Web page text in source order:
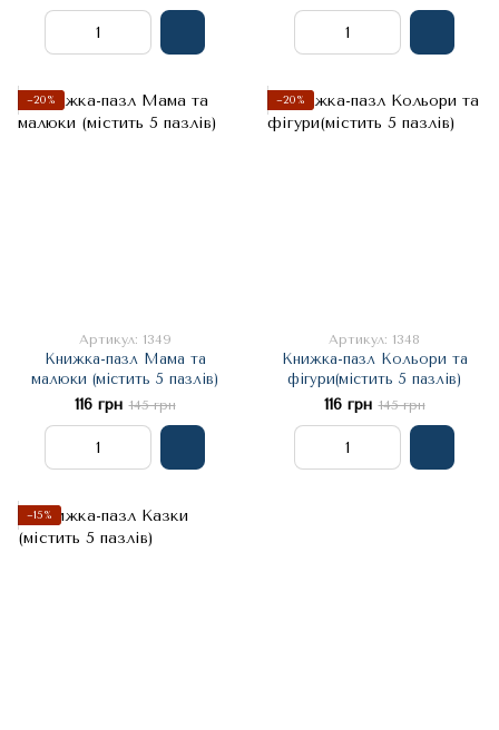
−20%
Артикул: 1349
Книжка-пазл Мама та
малюки (містить 5 пазлів)
116 грн 145 грн
−20%
Артикул: 1348
Книжка-пазл Кольори та
фігури(містить 5 пазлів)
116 грн 145 грн
−15%